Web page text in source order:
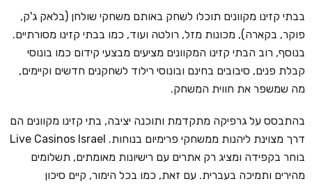
בבתי קזינו מקוונים תוכלו לשחק באותם משחקי שולחן (בלאק ג'ק,
פוקר, בקארה), מכונות מזל, רולטה ועוד, כמו בבתי קזינו מסורתיים.
בנוסף, רוב הבתי קזינו המקוונים מציעים מבצעי קידום כמו בונוסי
קבלת פנים, סיבובים בחינם ובונוסי רילוד לשחקנים חדשים וקיימים,
מה שמשפר את חווית המשחק.
בהתבסס על גרפיקה מתקדמת ותוכנה יציבה, בתי קזינו מקוונים הם
דרך מצוינת ליהנות ממשחקי פרימיום בנוחות. Live Casinos Israel
בוחר בקפידה ומציג רק אתרים עם רישיונות מאומתים, תשלומים
מהירים ותמיכה בעברית. עם זאת, כמו בכל הימור, קיים סיכון